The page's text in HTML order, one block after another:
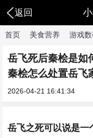
返回
首页 美食营养 游戏
岳飞死后秦桧是如
秦桧怎么处置岳飞
2026-04-21 16:41:34
岳飞之死可以说是一